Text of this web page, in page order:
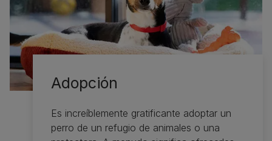
Adopción
Es increíblemente gratificante adoptar un
perro de un refugio de animales o una